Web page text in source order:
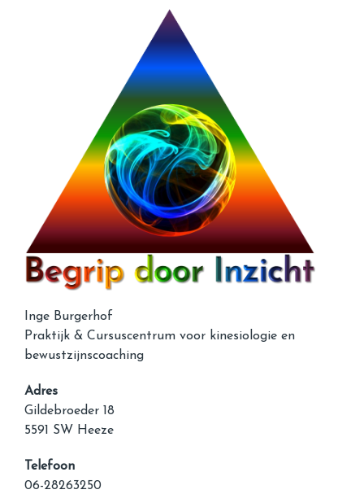
Inge Burgerhof
Praktijk & Cursuscentrum voor kinesiologie en
bewustzijnscoaching
Adres
Gildebroeder 18
5591 SW Heeze
Telefoon
06-28263250